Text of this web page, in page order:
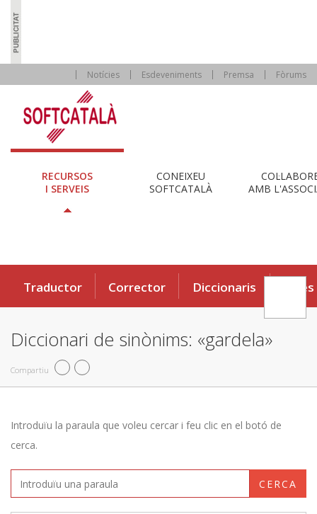
Notícies Esdeveniments Premsa Fòrums
RECURSOS
I SERVEIS
CONEIXEU
SOFTCATALÀ
AMB
Traductor Corrector Diccionaris Eines
Diccionari de sinònims: «gardela»
Compartiu
Introduïu la paraula que voleu cercar i feu clic en el botó de
cerca.
CERCA